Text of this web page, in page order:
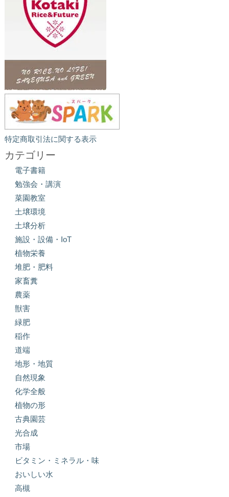
特定商取引法に関する表示
カテゴリー
電子書籍
勉強会・講演
菜園教室
土壌環境
土壌分析
施設・設備・IoT
植物栄養
堆肥・肥料
家畜糞
農薬
獣害
緑肥
稲作
道端
地形・地質
自然現象
化学全般
植物の形
古典園芸
光合成
市場
ビタミン・ミネラル・味
おいしい水
高槻